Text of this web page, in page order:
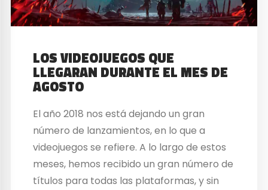
LOS VIDEOJUEGOS QUE
LLEGARAN DURANTE EL MES DE
AGOSTO
El año 2018 nos está dejando un gran
número de lanzamientos, en lo que a
videojuegos se refiere. A lo largo de estos
meses, hemos recibido un gran número de
títulos para todas las plataformas, y sin